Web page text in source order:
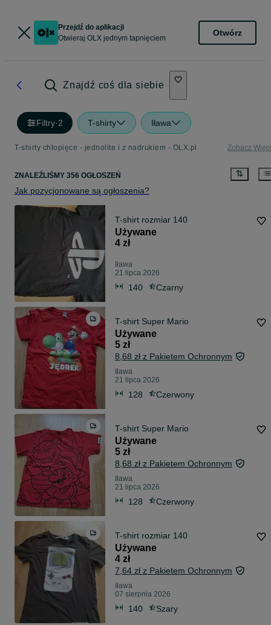
Przejdź do aplikacji
Otwieraj OLX jednym tapnięciem
Otwórz
Znajdź coś dla siebie
Filtry·2 T-shirty Iława
T-shirty chłopięce - jednolite i z nadrukiem - OLX.pl Zobacz
ZNALEŹLIŚMY 356 OGŁOSZEŃ
Jak pozycjonowane są ogłoszenia?
T-shirt rozmiar 140
Używane
4 zł
Iława
21 lipca 2026
140 Czarny
T-shirt Super Mario
Używane
5 zł
8,68 zł z Pakietem Ochronnym
Iława
21 lipca 2026
128 Czerwony
T-shirt Super Mario
Używane
5 zł
8,68 zł z Pakietem Ochronnym
Iława
21 lipca 2026
128 Czerwony
T-shirt rozmiar 140
Używane
4 zł
7,64 zł z Pakietem Ochronnym
Iława
07 sierpnia 2026
140 Szary